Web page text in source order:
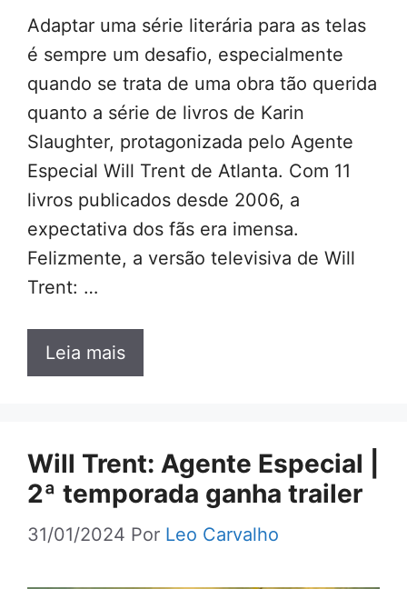
Adaptar uma série literária para as telas
é sempre um desafio, especialmente
quando se trata de uma obra tão querida
quanto a série de livros de Karin
Slaughter, protagonizada pelo Agente
Especial Will Trent de Atlanta. Com 11
livros publicados desde 2006, a
expectativa dos fãs era imensa.
Felizmente, a versão televisiva de Will
Trent: …
Leia mais
Will Trent: Agente Especial |
2ª temporada ganha trailer
31/01/2024 Por Leo Carvalho